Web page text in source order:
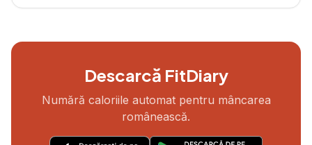
Descarcă FitDiary
Numără caloriile automat pentru mâncarea
românească.